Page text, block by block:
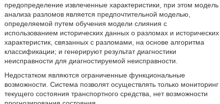
предопределение извлеченные характеристики, при этом модель
анализа разломов является предпочтительной моделью,
определяемой путем обучения модели слияния с
использованием исторических данных о разломах и исторических
характеристик, связанных с разломами, на основе алгоритма
классификации; и генерируют результат диагностики
неисправности для диагностируемой неисправности.
Недостатком являются ограниченные функциональные
возможности. Система позволят осуществлять только мониторинг
текущего состояния транспортного средства, нет возможности